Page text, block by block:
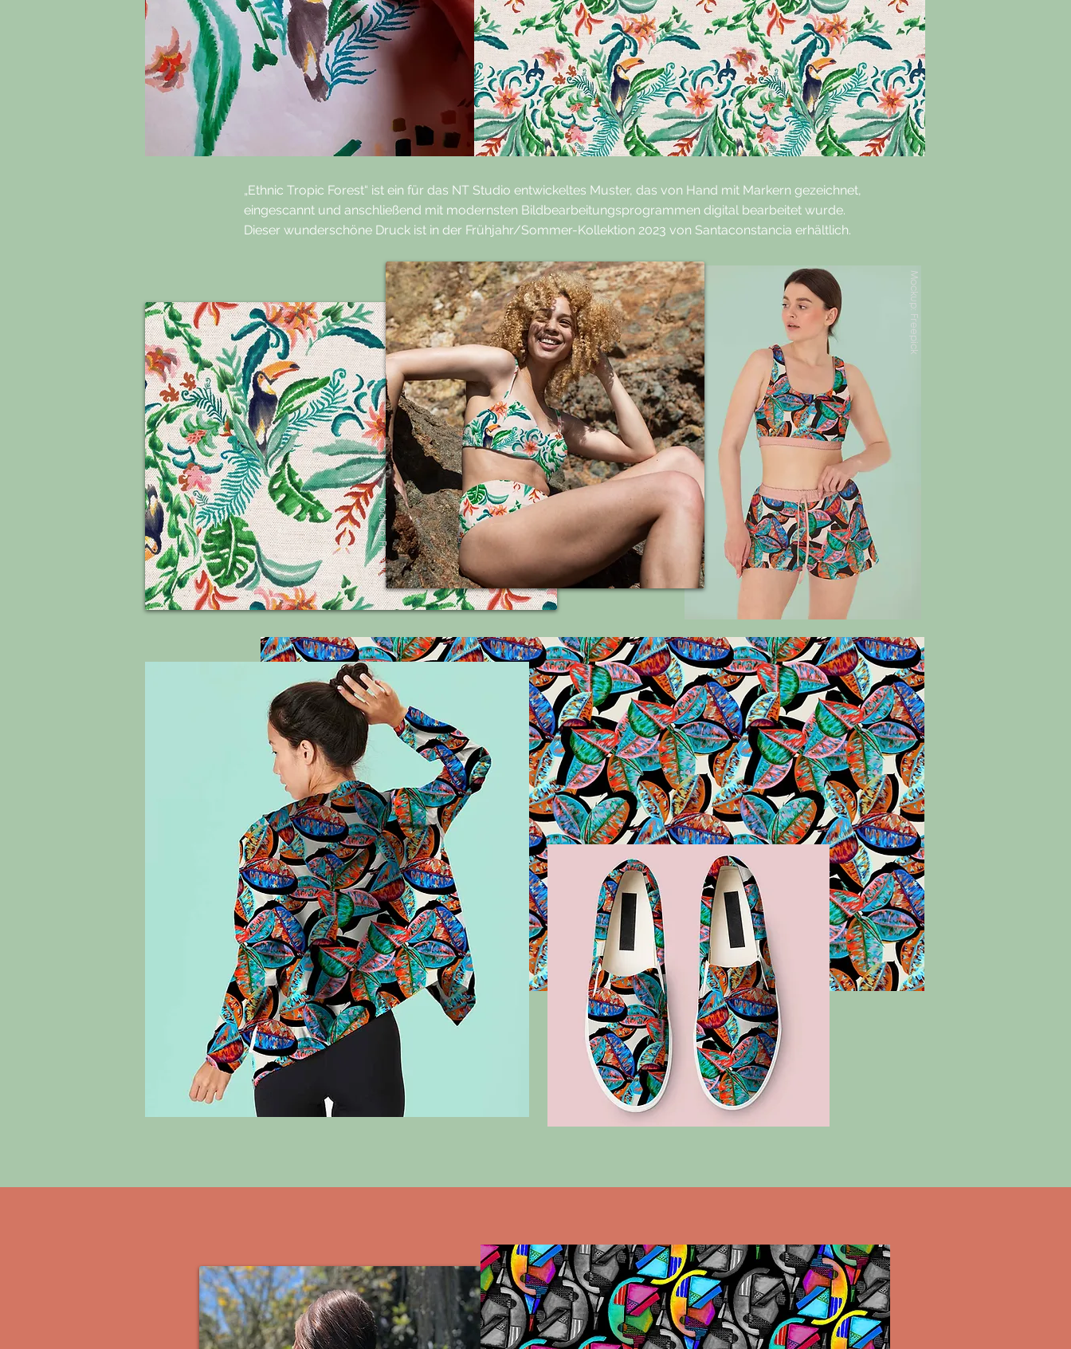
„Ethnic Tropic Forest“ ist ein für das NT Studio entwickeltes Muster, das von Hand mit Markern gezeichnet,
eingescannt und anschließend mit modernsten Bildbearbeitungsprogrammen digital bearbeitet wurde.
Dieser wunderschöne Druck ist in der Frühjahr/Sommer-Kollektion 2023 von Santaconstancia erhältlich.
Mockup: Freepick
Mockup: Freepick